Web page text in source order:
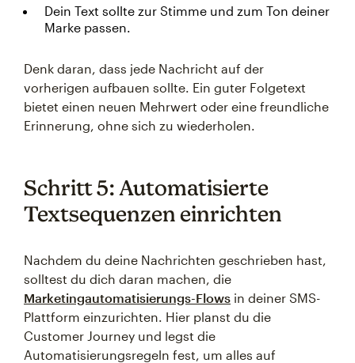
Dein Text sollte zur Stimme und zum Ton deiner
Marke passen.
Denk daran, dass jede Nachricht auf der
vorherigen aufbauen sollte. Ein guter Folgetext
bietet einen neuen Mehrwert oder eine freundliche
Erinnerung, ohne sich zu wiederholen.
Schritt 5: Automatisierte
Textsequenzen einrichten
Nachdem du deine Nachrichten geschrieben hast,
solltest du dich daran machen, die
Marketingautomatisierungs-Flows in deiner SMS-
Plattform einzurichten. Hier planst du die
Customer Journey und legst die
Automatisierungsregeln fest, um alles auf